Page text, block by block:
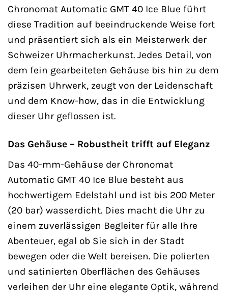
Chronomat Automatic GMT 40 Ice Blue führt
diese Tradition auf beeindruckende Weise fort
und präsentiert sich als ein Meisterwerk der
Schweizer Uhrmacherkunst. Jedes Detail, von
dem fein gearbeiteten Gehäuse bis hin zu dem
präzisen Uhrwerk, zeugt von der Leidenschaft
und dem Know-how, das in die Entwicklung
dieser Uhr geflossen ist.
Das Gehäuse – Robustheit trifft auf Eleganz
Das 40-mm-Gehäuse der Chronomat
Automatic GMT 40 Ice Blue besteht aus
hochwertigem Edelstahl und ist bis 200 Meter
(20 bar) wasserdicht. Dies macht die Uhr zu
einem zuverlässigen Begleiter für alle Ihre
Abenteuer, egal ob Sie sich in der Stadt
bewegen oder die Welt bereisen. Die polierten
und satinierten Oberflächen des Gehäuses
verleihen der Uhr eine elegante Optik, während